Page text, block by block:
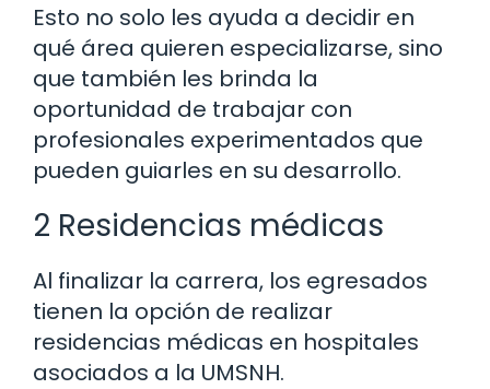
Esto no solo les ayuda a decidir en
qué área quieren especializarse, sino
que también les brinda la
oportunidad de trabajar con
profesionales experimentados que
pueden guiarles en su desarrollo.
2 Residencias médicas
Al finalizar la carrera, los egresados
tienen la opción de realizar
residencias médicas en hospitales
asociados a la UMSNH.